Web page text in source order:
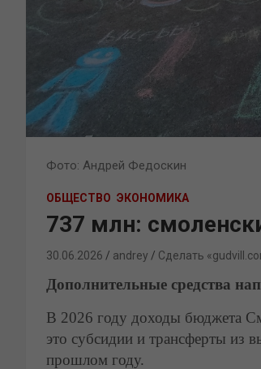
Фото: Андрей Федоскин
ОБЩЕСТВО ЭКОНОМИКА
737 млн:
30.06.2026 andrey Сделать
Дополнительные средства
В 2026 году доходы бюджета
это субсидии и трансферты
прошлом году.